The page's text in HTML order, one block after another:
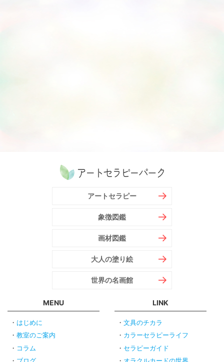
アートセラピー
象徴図鑑
画材図鑑
大人の塗り絵
世界の名画館
MENU
はじめに
教室のご案内
コラム
LINK
文具のチカラ
カラーセラピーライフ
セラピーガイド